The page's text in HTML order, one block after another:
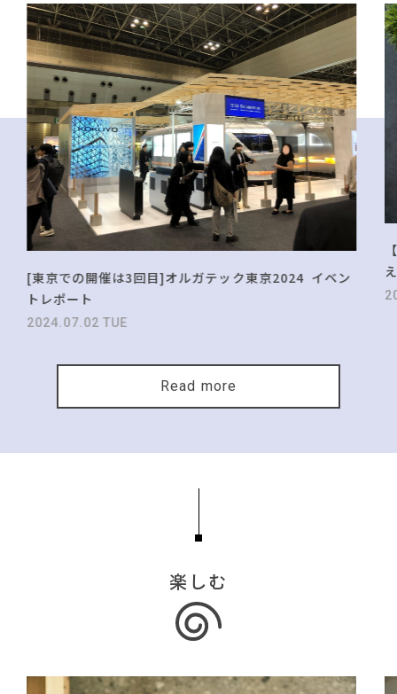
[東京での開催は3回目]オルガテック東京2024 イベン
トレポート
2024.07.02 TUE
Read more
楽しむ